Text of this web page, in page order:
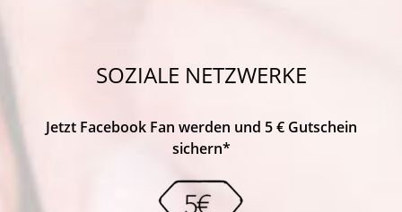
SOZIALE NETZWERKE
Jetzt Facebook Fan werden und 5 € Gutschein
sichern*